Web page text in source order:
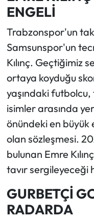
ENGELİ
Trabzonspor'un
Samsunspor'un
Kılınç. Geçtiğimiz
ortaya koyduğu
yaşındaki
isimler arasında
önündeki en büyük
olan sözleşmesi.
bulunan Emre
tavır sergileyeceği
GURBETÇİ
RADARDA